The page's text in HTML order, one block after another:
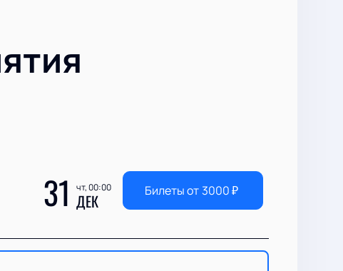
31 чт, 00:00
ДЕК Билеты от 3000₽